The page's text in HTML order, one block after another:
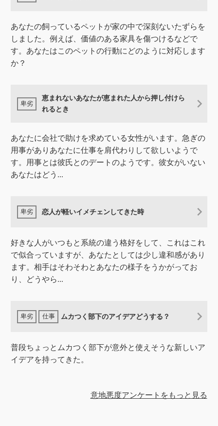
あなたの飼っているペットが家の中で深刻ないたずらを
しました。例えば、価値のある家具を傷つけるなどで
す。あなたはこのペットの行動にどのように対応します
か？
恵まれないあなたが恵まれた人から押し付けら
れるとき
あなたに会社で助けを求めている女性がいます。急ぎの
用事がありあなたに仕事を肩代わりして欲しいようで
す。用事とは彼氏とのデートのようです。彼女がいない
あなたはどう...
恋人が軽いイメチェンしてきた時
好きな人がいつもと系統の違う格好をして、これはこれ
で似合っていますが、あなたとしては少し違和感があり
ます。相手はそわそわとあなたの様子をうかがってお
り、どうやら...
ムカつく部下のアイデアどうする？
普段ちょっとムカつく部下が意外と使えそうな新しいア
イデアを持ってきた。
意地悪度アンケートをもっと見る